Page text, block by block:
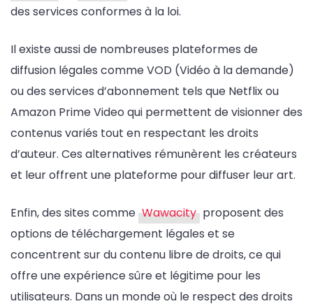
des services conformes à la loi.
Il existe aussi de nombreuses plateformes de
diffusion légales comme VOD (Vidéo à la demande)
ou des services d’abonnement tels que Netflix ou
Amazon Prime Video qui permettent de visionner des
contenus variés tout en respectant les droits
d’auteur. Ces alternatives rémunèrent les créateurs
et leur offrent une plateforme pour diffuser leur art.
Enfin, des sites comme Wawacity proposent des
options de téléchargement légales et se
concentrent sur du contenu libre de droits, ce qui
offre une expérience sûre et légitime pour les
utilisateurs. Dans un monde où le respect des droits